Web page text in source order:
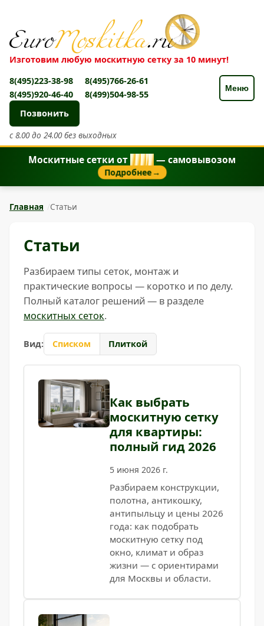
Изготовим любую москитную сетку за 10 минут!
8(495)223-38-98
8(495)766-26-61
8(495)920-46-40
8(499)504-98-55
Позвонить
с 8.00 до 24.00 без выходных
Меню
Москитные сетки от 850 ₽— самовывозом
Подробнее→
Главная Статьи
Статьи
Разбираем типы сеток, монтаж и
практические вопросы — коротко и по делу.
Полный каталог решений — в разделе
москитных сеток.
Вид: Списком Плиткой
Как выбрать
москитную сетку
для квартиры:
полный гид 2026
5 июня 2026 г.
Разбираем конструкции,
полотна, антикошку,
антипыльцу и цены 2026
года: как подобрать
москитную сетку под
окно, климат и образ
жизни — с ориентирами
для Москвы и области.